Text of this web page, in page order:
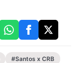
#Santos x CRB